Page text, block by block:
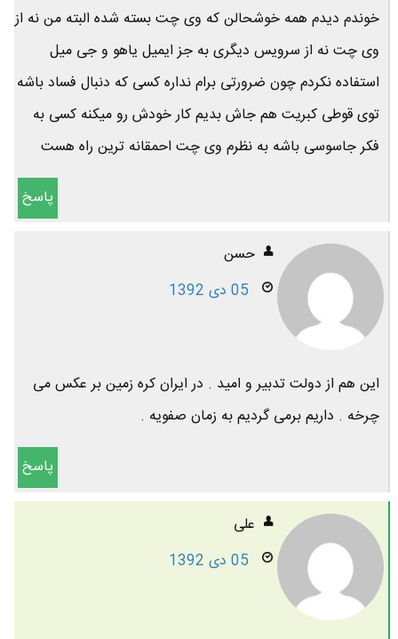
خوندم دیدم همه خوشحالن که وی چت بسته شده البته من نه از
وی چت نه از سرویس دیگری به جز ایمیل یاهو و جی میل
استفاده نکردم چون ضرورتی برام نداره کسی که دنبال فساد باشه
توی قوطی کبریت هم جاش بدیم کار خودش رو میکنه کسی به
فکر جاسوسی باشه به نظرم وی چت احمقانه ترین راه هست
پاسخ
حسن
05 دی 1392
این هم از دولت تدبیر و امید . در ایران کره زمین بر عکس می
چرخه . داریم برمی گردیم به زمان صفویه .
پاسخ
علی
05 دی 1392